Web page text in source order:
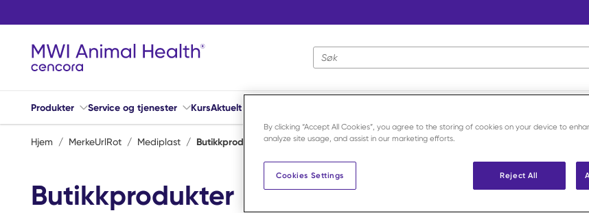
Nettstedsøk
Produkter Service og tjenester KursAktuelt
Hjem / MerkeUrlRot / Mediplast / Butikkprodukter
Butikkprodukter
By clicking “Accept All Cookies”, you agree to the storing of cookies on your device to
analyze site usage, and assist in our marketing efforts.
Reject All
Cookies Settings